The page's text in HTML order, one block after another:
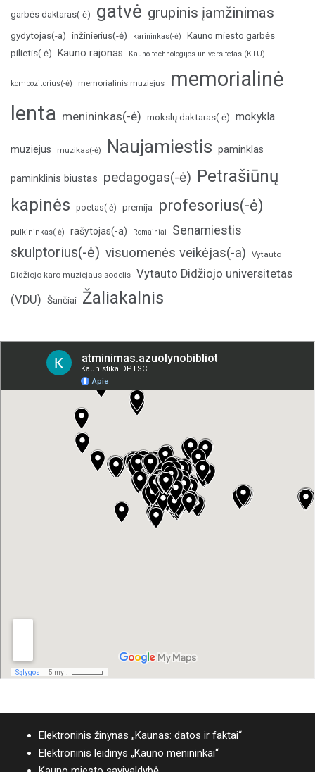
garbės daktaras(-ė) gatvė grupinis įamžinimas
gydytojas(-a) inžinierius(-ė) karininkas(-ė)
Kauno miesto garbės
pilietis(-ė)
Kauno rajonas Kauno technologijos universitetas (KTU)
kompozitorius(-ė) memorialinis muziejus
memorialinė
lenta menininkas(-ė) mokslų daktaras(-ė) mokykla
muziejus muzikas(-ė) Naujamiestis paminklas
paminklinis biustas pedagogas(-ė) Petrašiūnų
kapinės poetas(-ė) premija profesorius(-ė)
pulkininkas(-ė) rašytojas(-a) Romainiai Senamiestis
skulptorius(-ė) visuomenės veikėjas(-a) Vytauto
Didžiojo karo muziejaus sodelis Vytauto Didžiojo universitetas
(VDU) Šančiai Žaliakalnis
Elektroninis žinynas „Kaunas: datos ir faktai“
Elektroninis leidinys „Kauno menininkai“